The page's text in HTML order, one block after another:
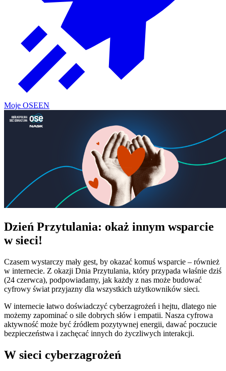
Moje OSEEN
Dzień Przytulania: okaż innym wsparcie
w sieci!
Czasem wystarczy mały gest, by okazać komuś wsparcie – również
w internecie. Z okazji Dnia Przytulania, który przypada właśnie dziś
(24 czerwca), podpowiadamy, jak każdy z nas może budować
cyfrowy świat przyjazny dla wszystkich użytkowników sieci.
W internecie łatwo doświadczyć cyberzagrożeń i hejtu, dlatego nie
możemy zapominać o sile dobrych słów i empatii. Nasza cyfrowa
aktywność może być źródłem pozytywnej energii, dawać poczucie
bezpieczeństwa i zachęcać innych do życzliwych interakcji.
W sieci cyberzagrożeń